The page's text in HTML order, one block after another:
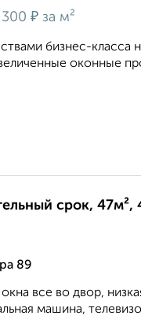
₽ за м²
бизнес-класса
оконные
срок, 47м²,
89
все во двор,
машина,